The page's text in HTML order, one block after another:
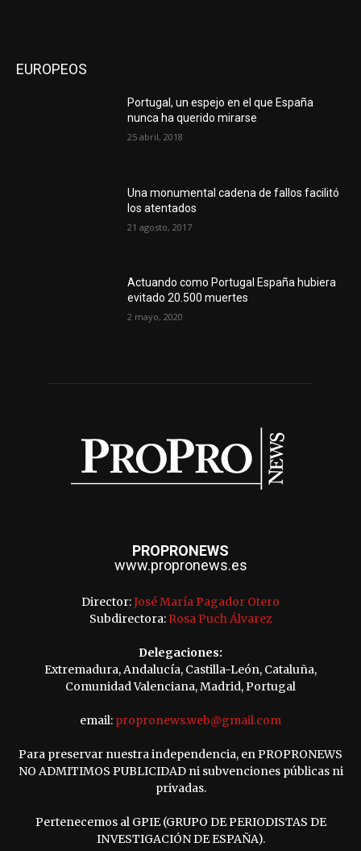
EUROPEOS
Portugal, un espejo en el que España
nunca ha querido mirarse
25 abril, 2018
Una monumental cadena de fallos facilitó
los atentados
21 agosto, 2017
Actuando como Portugal España hubiera
evitado 20.500 muertes
2 mayo, 2020
PROPRONEWS
www.propronews.es
Director:José María Pagador Otero
Subdirectora: Rosa Puch Álvarez
Delegaciones:
Extremadura, Andalucía, Castilla-León, Cataluña,
Comunidad Valenciana, Madrid, Portugal
email: propronews.web@gmail.com
Para preservar nuestra independencia, en PROPRONEWS
NO ADMITIMOS PUBLICIDAD ni subvenciones públicas ni
privadas.
Pertenecemos al GPIE (GRUPO DE PERIODISTAS DE
INVESTIGACIÓN DE ESPAÑA).